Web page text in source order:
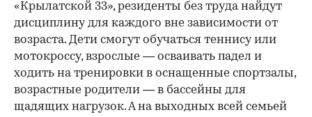
«Крылатской 33», резиденты без труда найдут
дисциплину для каждого вне зависимости от
возраста. Дети смогут обучаться теннису или
мотокроссу, взрослые — осваивать падел и
ходить на тренировки в оснащенные спортзалы,
возрастные родители — в бассейны для
щадящих нагрузок. А на выходных всей семьей